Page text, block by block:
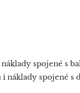
spojené s
náklady spojené s